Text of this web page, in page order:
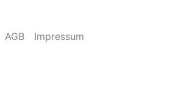
AGB Impressum